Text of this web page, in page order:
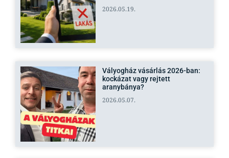
2026.05.19.
Vályogház vásárlás 2026-ban:
kockázat vagy rejtett
aranybánya?
2026.05.07.